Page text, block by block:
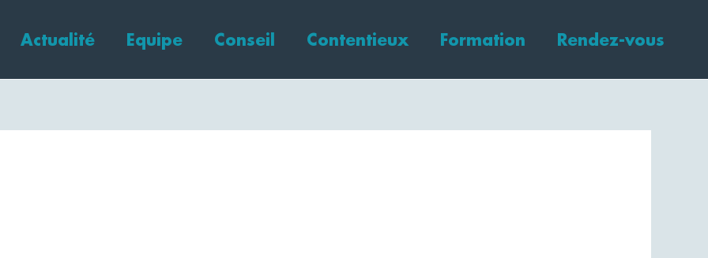
Actualité Equipe Conseil Contentieux Formation Rendez-vous